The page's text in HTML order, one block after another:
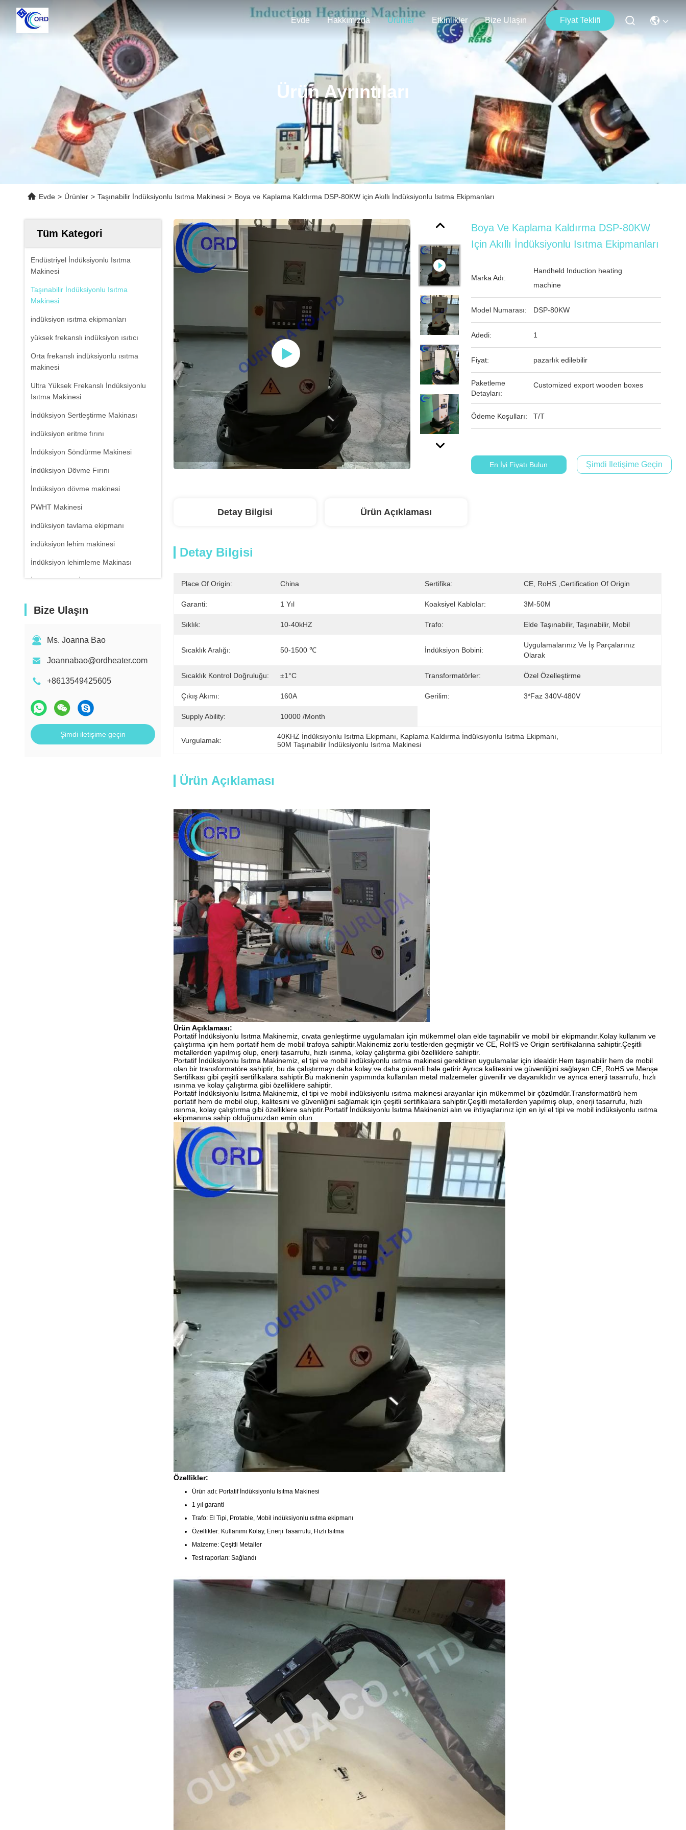
Evde Hakkımızda Ürünler Etkinlikler Bize Ulaşın Fiyat Teklifi
Ürün Ayrıntıları
Evde > Ürünler > Taşınabilir İndüksiyonlu Isıtma Makinesi > Boya ve Kaplama Kaldırma DSP-80KW için Akıllı İndüksiyonlu Isıtma Ekipmanları
Tüm Kategori
Endüstriyel İndüksiyonlu Isıtma
Makinesi
Taşınabilir İndüksiyonlu Isıtma
Makinesi
indüksiyon ısıtma ekipmanları
yüksek frekanslı indüksiyon ısıtıcı
Orta frekanslı indüksiyonlu ısıtma
makinesi
Ultra Yüksek Frekanslı İndüksiyonlu
Isıtma Makinesi
İndüksiyon Sertleştirme Makinası
indüksiyon eritme fırını
İndüksiyon Söndürme Makinesi
İndüksiyon Dövme Fırını
İndüksiyon dövme makinesi
PWHT Makinesi
indüksiyon tavlama ekipmanı
indüksiyon lehim makinesi
İndüksiyon lehimleme Makinası
İndüksiyon Isıl İşlem Ekipmanları
Kızılötesi Termometre
Bize Ulaşın
Ms. Joanna Bao
Joannabao@ordheater.com
+8613549425605
Şimdi iletişime geçin
Boya Ve Kaplama Kaldırma DSP-80KW
Için Akıllı İndüksiyonlu Isıtma Ekipmanları
Marka Adı:
Handheld Induction heating
machine
Model Numarası: DSP-80KW
Adedi: 1
Fiyat: pazarlık edilebilir
Paketleme
Detayları:
Customized export wooden boxes
Ödeme Koşulları: T/T
En İyi Fiyatı Bulun Şimdi Iletişime Geçin
Detay Bilgisi Ürün Açıklaması
Detay Bilgisi
Place Of Origin: China Sertifika: CE, RoHS ,Certification Of Origin
Garanti: 1 Yıl Koaksiyel Kablolar: 3M-50M
Sıklık: 10-40kHZ Trafo: Elde Taşınabilir, Taşınabilir, Mobil
Sıcaklık Aralığı: 50-1500 ℃ İndüksiyon Bobini:
Uygulamalarınız Ve İş Parçalarınız
Olarak
Sıcaklık Kontrol Doğruluğu: ±1°C Transformatörler: Özel Özelleştirme
Çıkış Akımı: 160A Gerilim: 3*faz 340V-480V
Supply Ability: 10000 /month
Vurgulamak: 40KHZ İndüksiyonlu Isıtma Ekipmanı Kaplama Kaldırma İndüksiyonlu Isıtma Ekipmanı
50M Taşınabilir İndüksiyonlu Isıtma Makinesi
Ürün Açıklaması
Ürün Açıklaması:
Portatif İndüksiyonlu Isıtma Makinemiz, cıvata genleştirme uygulamaları için mükemmel olan elde taşınabilir ve mobil bir ekipmandır.Kolay kullanım ve
çalıştırma için hem portatif hem de mobil trafoya sahiptir.Makinemiz zorlu testlerden geçmiştir ve CE, RoHS ve Origin sertifikalarına sahiptir.Çeşitli
metallerden yapılmış olup, enerji tasarrufu, hızlı ısınma, kolay çalıştırma gibi özelliklere sahiptir.
Portatif İndüksiyonlu Isıtma Makinemiz, el tipi ve mobil indüksiyonlu ısıtma makinesi gerektiren uygulamalar için idealdir.Hem taşınabilir hem de mobil
olan bir transformatöre sahiptir, bu da çalıştırmayı daha kolay ve daha güvenli hale getirir.Ayrıca kalitesini ve güvenliğini sağlayan CE, RoHS ve Menşe
Sertifikası gibi çeşitli sertifikalara sahiptir.Bu makinenin yapımında kullanılan metal malzemeler güvenilir ve dayanıklıdır ve ayrıca enerji tasarrufu, hızlı
ısınma ve kolay çalıştırma gibi özelliklere sahiptir.
Portatif İndüksiyonlu Isıtma Makinemiz, el tipi ve mobil indüksiyonlu ısıtma makinesi arayanlar için mükemmel bir çözümdür.Transformatörü hem
portatif hem de mobil olup, kalitesini ve güvenliğini sağlamak için çeşitli sertifikalara sahiptir.Çeşitli metallerden yapılmış olup, enerji tasarrufu, hızlı
ısınma, kolay çalıştırma gibi özelliklere sahiptir.Portatif İndüksiyonlu Isıtma Makinenizi alın ve ihtiyaçlarınız için en iyi el tipi ve mobil indüksiyonlu ısıtma
ekipmanına sahip olduğunuzdan emin olun.
Özellikler:
Ürün adı: Portatif İndüksiyonlu Isıtma Makinesi
1 yıl garanti
Trafo: El Tipi, Protable, Mobil indüksiyonlu ısıtma ekipmanı
Özellikler: Kullanımı Kolay, Enerji Tasarrufu, Hızlı Isıtma
Malzeme: Çeşitli Metaller
Test raporları: Sağlandı